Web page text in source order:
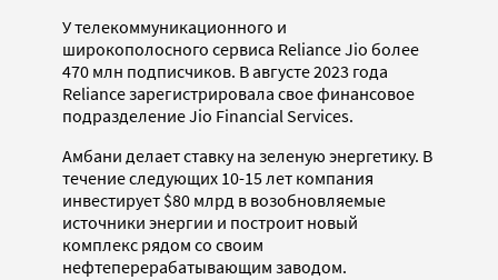
У телекоммуникационного и
широкополосного сервиса Reliance Jio более
470 млн подписчиков. В августе 2023 года
Reliance зарегистрировала свое финансовое
подразделение Jio Financial Services.
Амбани делает ставку на зеленую энергетику. В
течение следующих 10-15 лет компания
инвестирует $80 млрд в возобновляемые
источники энергии и построит новый
комплекс рядом со своим
нефтеперерабатывающим заводом.